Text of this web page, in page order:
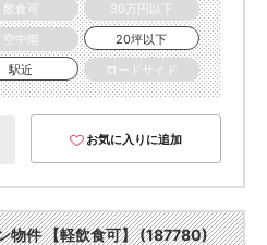
飲食可
30万円以下
空中階
20坪以下
駅近 ロードサイド
お気に入りに追加
物件 【軽飲食可】 (187780)